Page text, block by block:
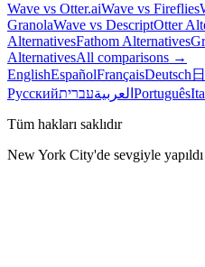
Wave vs Otter.aiWave vs Fireflies
GranolaWave vs DescriptOtter
AlternativesFathom Alternatives
AlternativesAll comparisons →
EnglishEspañolFrançaisDeutsch
Русский
العربيةעברית Português
Tüm hakları saklıdır
New York City'de sevgiyle yapıldı